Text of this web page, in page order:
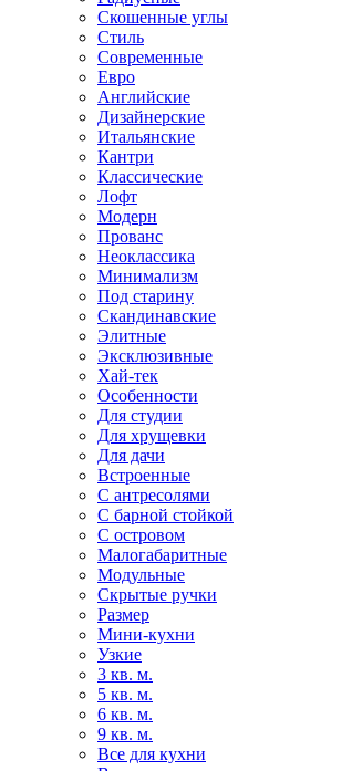
Скошенные углы
Стиль
Современные
Евро
Английские
Дизайнерские
Итальянские
Кантри
Классические
Лофт
Модерн
Прованс
Неоклассика
Минимализм
Под старину
Скандинавские
Элитные
Эксклюзивные
Хай-тек
Особенности
Для студии
Для хрущевки
Для дачи
Встроенные
С антресолями
С барной стойкой
С островом
Малогабаритные
Модульные
Скрытые ручки
Размер
Мини-кухни
Узкие
3 кв. м.
5 кв. м.
6 кв. м.
9 кв. м.
Все для кухни